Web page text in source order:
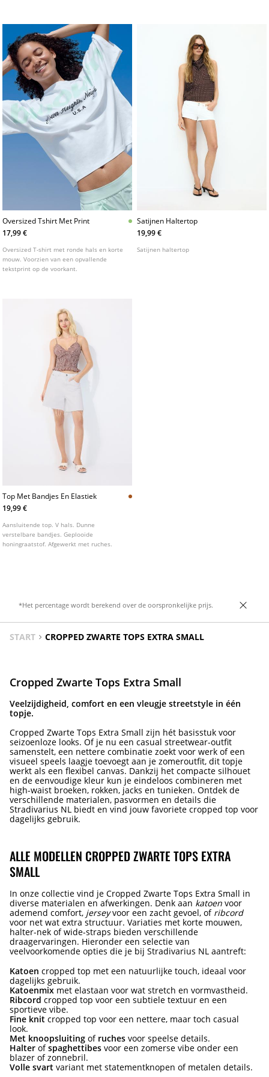
Oversized Tshirt Met Print
17,99 €
Oversized T-shirt met ronde hals en korte
mouw. Voorzien van een opvallende
tekstprint op de voorkant.
Satijnen Haltertop
19,99 €
Satijnen haltertop
Top Met Bandjes En Elastiek
19,99 €
Aansluitende top. V hals. Dunne
verstelbare bandjes. Geplooide
honingraatstof. Afgewerkt met ruches.
*Het percentage wordt berekend over de oorspronkelijke prijs.
START CROPPED ZWARTE TOPS EXTRA SMALL
Cropped Zwarte Tops Extra Small
Veelzijdigheid, comfort en een vleugje streetstyle in één
topje.
Cropped Zwarte Tops Extra Small zijn hét basisstuk voor
seizoenloze looks. Of je nu een casual streetwear-outfit
samenstelt, een nettere combinatie zoekt voor werk of een
visueel speels laagje toevoegt aan je zomeroutfit, dit topje
werkt als een flexibel canvas. Dankzij het compacte silhouet
en de eenvoudige kleur kun je eindeloos combineren met
high-waist broeken, rokken, jacks en tunieken. Ontdek de
verschillende materialen, pasvormen en details die
Stradivarius NL biedt en vind jouw favoriete cropped top voor
dagelijks gebruik.
ALLE MODELLEN CROPPED ZWARTE TOPS EXTRA
SMALL
In onze collectie vind je Cropped Zwarte Tops Extra Small in
diverse materialen en afwerkingen. Denk aan katoen voor
ademend comfort, jerseyvoor een zacht gevoel, of ribcord
voor net wat extra structuur. Variaties met korte mouwen,
halter-nek of wide-straps bieden verschillende
draagervaringen. Hieronder een selectie van
veelvoorkomende opties die je bij Stradivarius NL aantreft:
Katoen cropped top met een natuurlijke touch, ideaal voor
dagelijks gebruik.
Katoenmix met elastaan voor wat stretch en vormvastheid.
Ribcord cropped top voor een subtiele textuur en een
sportieve vibe.
Fine knit cropped top voor een nettere, maar toch casual
look.
Met knoopsluiting of ruches voor speelse details.
Halter ofspaghettibes voor een zomerse vibe onder een
blazer of zonnebril.
Volle svart variant met statementknopen of metalen details.